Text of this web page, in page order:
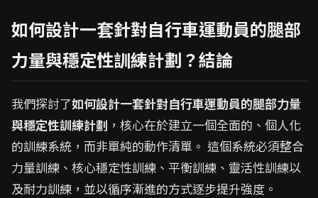
如何設計一套針對自行車運動員的腿部
力量與穩定性訓練計劃？結論
我們探討了如何設計一套針對自行車運動員的腿部力量
與穩定性訓練計劃 ，核心在於建立一個全面的、個人化
的訓練系統，而非單純的動作清單。 這個系統必須整合
力量訓練、核心穩定性訓練、平衡訓練、靈活性訓練以
及耐力訓練，並以循序漸進的方式逐步提升強度。